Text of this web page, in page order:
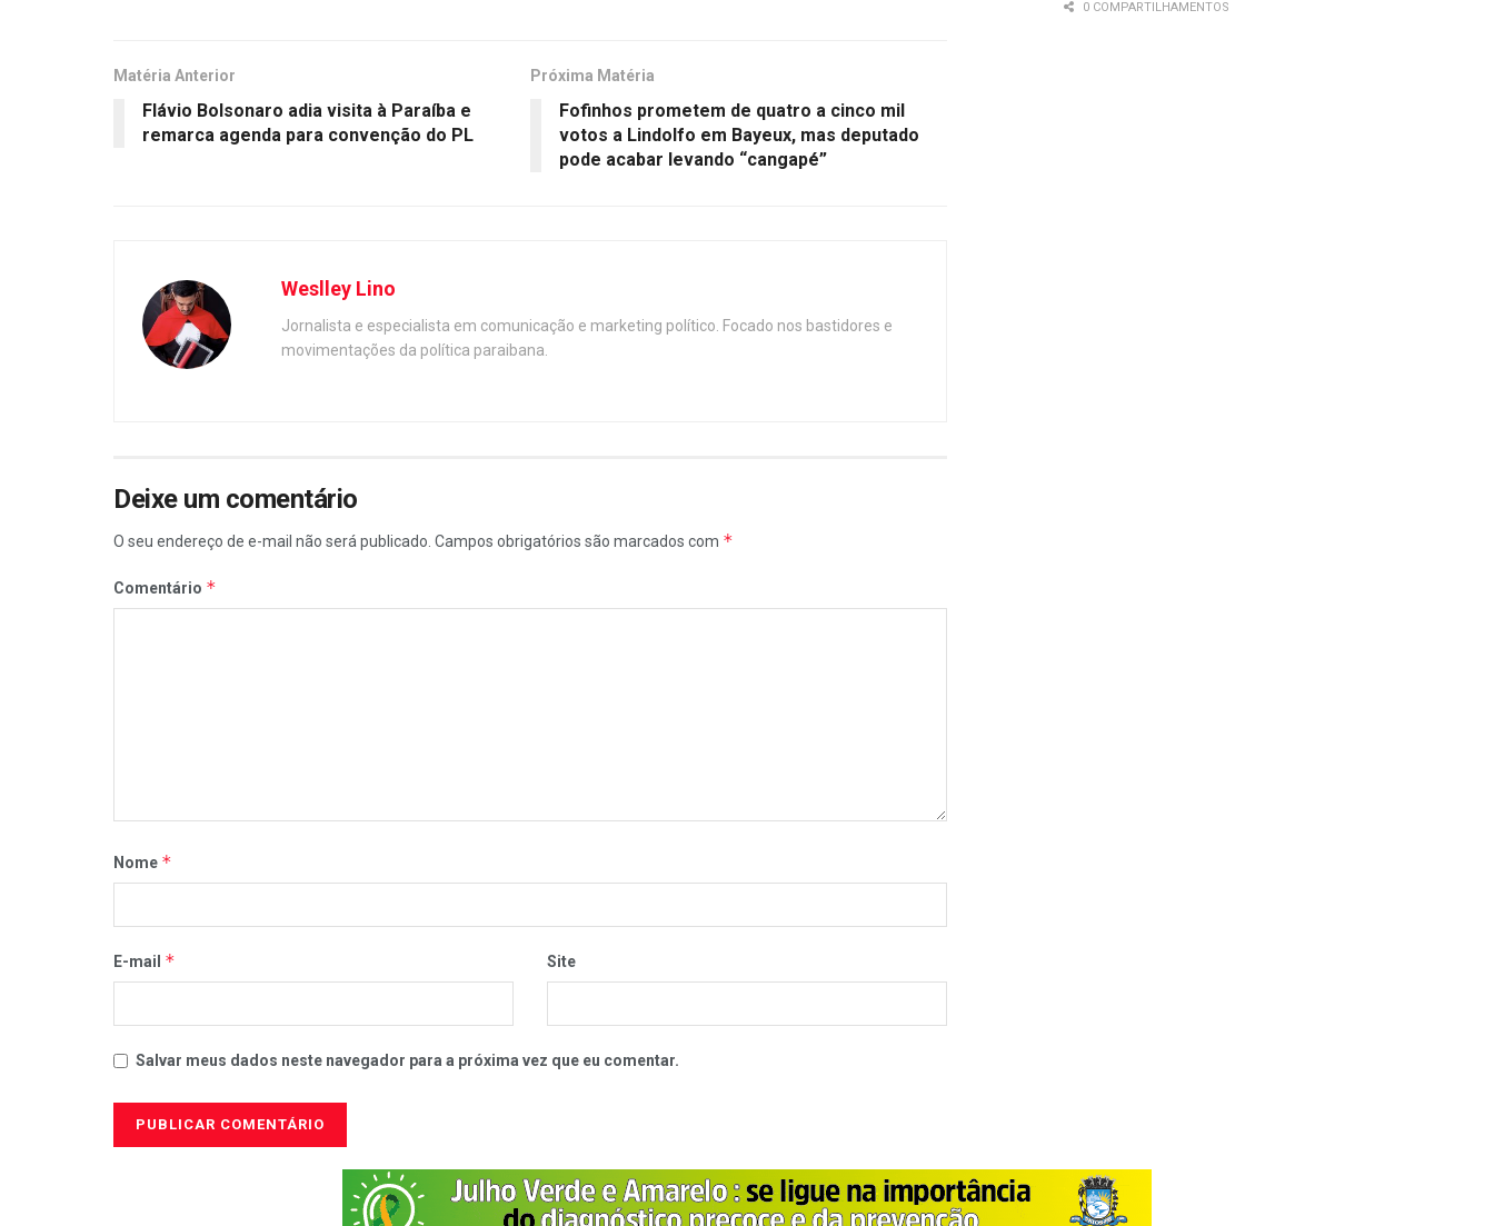
Matéria Anterior
Flávio Bolsonaro adia visita à Paraíba e
remarca agenda para convenção do PL
Próxima Matéria
Fofinhos prometem de quatro a cinco mil
votos a Lindolfo em Bayeux, mas deputado
pode acabar levando “cangapé”
Weslley Lino
Jornalista e especialista em comunicação e marketing político. Focado nos bastidores e
movimentações da política paraibana.
Deixe um comentário
O seu endereço de e-mail não será publicado. Campos obrigatórios são marcados com *
Comentário *
Nome *
E-mail * Site
Salvar meus dados neste navegador para a próxima vez que eu comentar.
0 COMPARTILHAMENTOS